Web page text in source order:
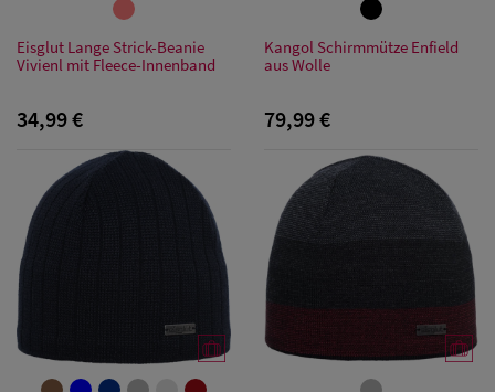
Eisglut Lange Strick-Beanie
Vivienl mit Fleece-Innenband
34,99 €
Kangol Schirmmütze Enfield
aus Wolle
79,99 €